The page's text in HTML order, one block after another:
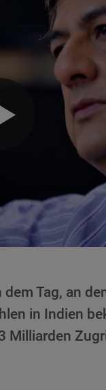
Tag, an
in Indien
Milliarden